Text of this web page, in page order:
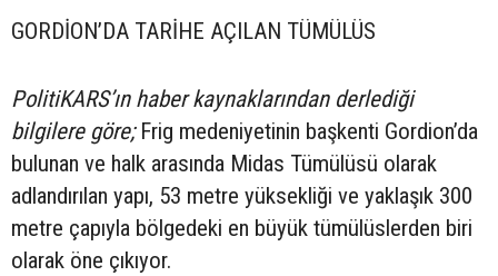
GORDİON’DA TARİHE AÇILAN TÜMÜLÜS
PolitiKARS’ın haber kaynaklarından derlediği
bilgilere göre;Frig medeniyetinin başkenti Gordion’da
bulunan ve halk arasında Midas Tümülüsü olarak
adlandırılan yapı, 53 metre yüksekliği ve yaklaşık 300
metre çapıyla bölgedeki en büyük tümülüslerden biri
olarak öne çıkıyor.